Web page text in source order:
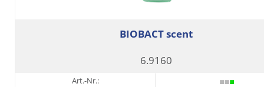
BIOBACT scent
6.9160
Art.-Nr.: